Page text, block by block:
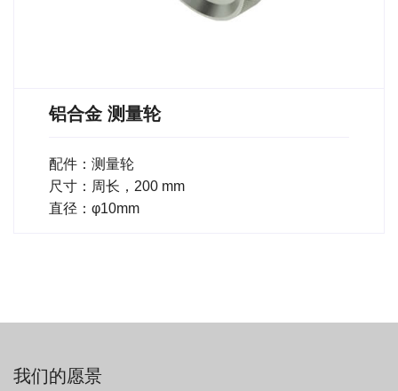
铝合金 测量轮
配件：测量轮
尺寸：周长，200 mm
直径：φ10mm
我们的愿景